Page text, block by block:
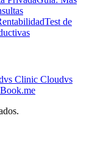
Test de
vs Clinic Cloudvs